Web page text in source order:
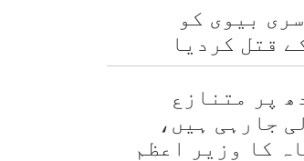
بیوی کو
قتل کردیا
پر متنازع
جارہی ہیں،
کا وزیر اعظم